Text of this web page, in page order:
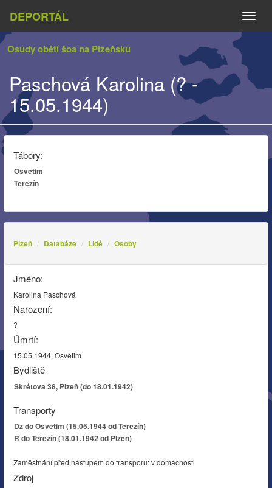
DEPORTÁL
Osudy obětí šoa na Plzeňsku
Paschová Karolina (? -
15.05.1944)
Tábory:
Osvětim
Terezín
Plzeň Databáze Lidé Osoby
Jméno:
Karolina Paschová
Narození:
?
Úmrtí:
15.05.1944, Osvětim
Bydliště
Skrétova 38, Plzeň (do 18.01.1942)
Transporty
Dz do Osvětim (15.05.1944 od Terezín)
R do Terezín (18.01.1942 od Plzeň)
Zaměstnání před nástupem do transporu: v domácnosti
Zdroj